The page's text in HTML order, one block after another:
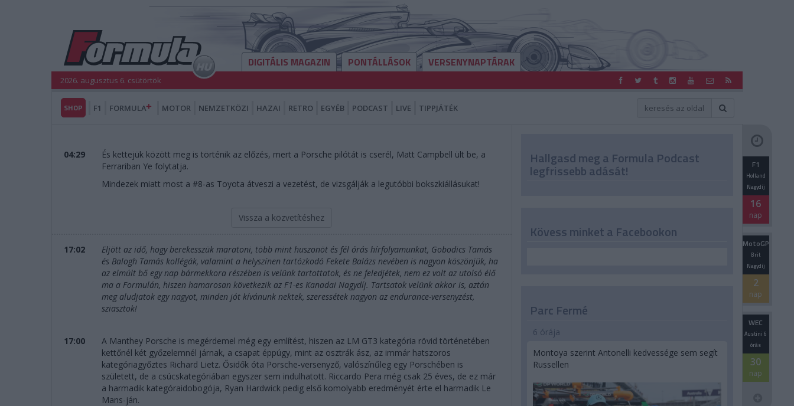
DIGITÁLIS MAGAZIN PONTÁLLÁSOK VERSENYNAPTÁRAK
2026. augusztus 6. csütörtök
SHOP F1 FORMULA MOTOR NEMZETKÖZI HAZAI RETRO EGYÉB PODCAST LIVE TIPPJÁTÉK
04:29
És kettejük között meg is történik az előzés, mert a Porsche pilótát is cserél, Matt Campbell ült be, a
Ferrariban Ye folytatja.
Mindezek miatt most a #8-as Toyota átveszi a vezetést, de vizsgálják a legutóbbi bokszkiállásukat!
Vissza a közvetítéshez
17:02
Eljött az idő, hogy berekesszük maratoni, több mint huszonöt és fél órás hírfolyamunkat, Gobodics Tamás
és Balogh Tamás kollégák, valamint a helyszínen tartózkodó Fekete Balázs nevében is nagyon köszönjük, ha
az elmúlt bő egy nap bármekkora részében is velünk tartottatok, és ne feledjétek, nem ez volt az utolsó élő
ma a Formulán, hiszen hamarosan következik az F1-es Kanadai Nagydíj. Tartsatok velünk akkor is, aztán
meg aludjatok egy nagyot, minden jót kívánunk nektek, szeressétek nagyon az endurance-versenyzést,
sziasztok!
17:00
A Manthey Porsche is megérdemel még egy említést, hiszen az LM GT3 kategória rövid történetében
kettőnél két győzelemnél járnak, a csapat éppúgy, mint az osztrák ász, az immár hatszoros
kategóriagyőztes Richard Lietz. Ősidők óta Porsche-versenyző, valószínűleg egy Porschében is
született, de a csúcskategóriában egyszer sem indulhatott. Riccardo Pera még csak 25 éves, de ez már
a harmadik kategóraidobogója, Ryan Hardwick pedig első komolyabb eredményét érte el harmadik Le
Mans-ján.
Hallgasd meg a Formula Podcast
legfrissebb adását! F1
Holland
Nagydíj
16
nap
MotoGP
Brit
Nagydíj
2
nap
WEC
Austini 6
órás
30
nap
Kövess minket a Facebookon
Parc Fermé
6 órája
Montoya szerint Antonelli kedvessége sem segít
Russellen